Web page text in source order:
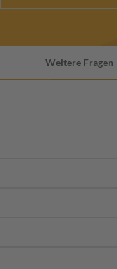
Weitere Fragen